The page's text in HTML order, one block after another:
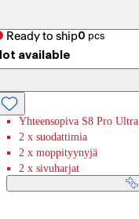
Ready to ship0 pcs
available
Yhteensopiva S8 Pro Ultra
2 x suodattimia
2 x moppityynyjä
2 x sivuharjat